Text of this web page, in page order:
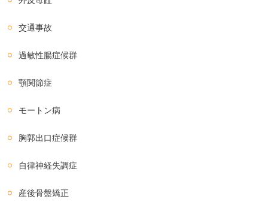
交通事故
過敏性腸症候群
顎関節症
モートン病
胸郭出口症候群
自律神経失調症
産後骨盤矯正